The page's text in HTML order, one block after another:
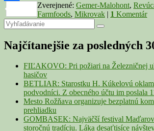
Link
Share
Zverejnené: Gemer-Malohont,
Farmfoods, Mikrovak | 1 Komentár
Primary
Sidebar
Widget
Area
Search
for:
Search
Najčítanejšie za posledných
FIĽAKOVO: Pri požiari na Železničnej
hasičov
BETLIAR: Starostku H. Kúkelovú
podvodníci. Z obecného účtu im poslala
Mesto Rožňava organizuje bezplatnú
prehliadku
GOMBASEK: Najväčší festival
storočnú tradíciu. Láka desaťtisíce